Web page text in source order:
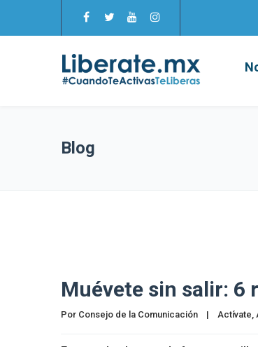
Blog
Muévete sin salir: 6
Por Consejo de la Comunicación | Actívate,